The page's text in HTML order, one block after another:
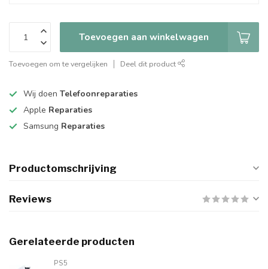
Toevoegen aan winkelwagen
Toevoegen om te vergelijken Deel dit product
Wij doen Telefoonreparaties
Apple Reparaties
Samsung Reparaties
Productomschrijving
Reviews
Gerelateerde producten
PS5